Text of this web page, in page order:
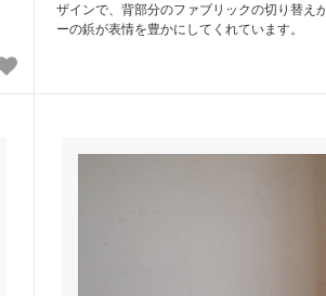
ザインで、背部分のファブリックの切り替え
ーの鋲が表情を豊かにしてくれています。